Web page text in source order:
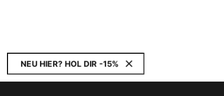
NEU HIER? HOL DIR -15%